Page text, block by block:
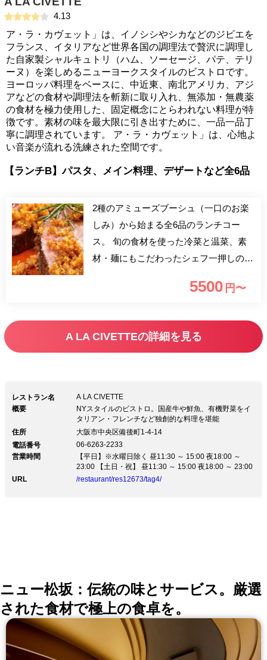
4.13
ア・ラ・カヴェット」は、イノシシやシカなどのジビエを
フランス、イタリアなど世界各国の調理法で贅沢に調理し
た自家製シャルキュトリ（ハム、ソーセージ、パテ、テリ
ーヌ）を楽しめるニューヨークスタイルのビストロです。
ヨーロッパ料理をベースに、中近東、南北アメリカ、アジ
アなどの食材や調理法を斬新に取り入れ、無添加・無農薬
の食材を極力使用した、固定概念にとらわれない料理が特
徴です。素材の味を最大限に引き出すために、一品一品丁
寧に調理されています。 ア・ラ・カヴェット」は、心地よ
い音楽が流れる洗練された空間です。
【ランチB】パスタ、メイン料理、デザートなど全6品
2種のアミューズブーシュ（一口のお楽
しみ）から始まる全6品のランチコー
ス。 旬の食材を使った冷菜と温菜、素
材・麺にもこだわったシェフ一押しのパ
ッフが現地で下処理したクセのないジビ
つ手作りのデザートをご用意、食後のコ
ーヒーor紅茶と一緒にゆっくりとした午
5500 円〜
A LA CIVETTEの詳細を見る
レストラン名
A LA CIVETTE
概要
NYスタイルのビストロ。国産牛や鮮魚、有機野菜をイ
タリアン・フレンチなど独創的な料理を堪能
住所
大阪市中央区備後町1-4-14
電話番号
06-6263-2233
営業時間
【平日】※水曜日除く 昼11:30 ～ 15:00 夜18:00 ～
23:00 【土日・祝】 昼11:30 ～ 15:00 夜18:00 ～ 23:00
URL
/restaurant/res12673/tag4/
ニュー松坂：伝統の味とサービス。厳選
された食材で極上の食卓を。